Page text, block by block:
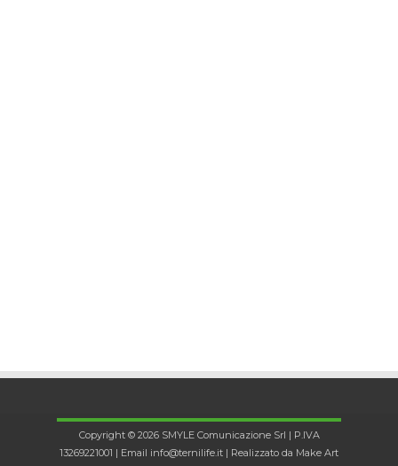
Copyright © 2026 SMYLE Comunicazione Srl | P.IVA
13269221001 | Email info@ternilife.it | Realizzato da Make Art